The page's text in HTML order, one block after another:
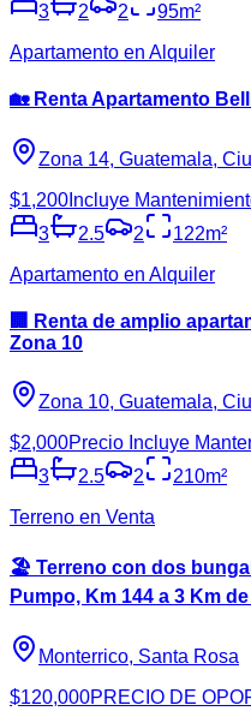
3
2 2 95m²
Apartamento en Alquiler
🏡 Renta Apartamento
Zona 14, Guatemala,
$1,200 Incluye
3
2.5 2 122m²
Apartamento en Alquiler
🏢 Renta de amplio
Zona 10
Zona 10, Guatemala,
$2,000Precio Incluye
3
2.5 2 210m²
Terreno en Venta
🏖️ Terreno con dos
Pumpo, Km 144 a 3 Km
Monterrico, Santa Rosa
$120,000PRECIO DE